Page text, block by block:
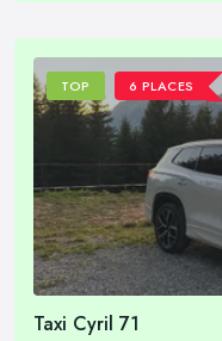
TOP 6 PLACES
Taxi Cyril 71